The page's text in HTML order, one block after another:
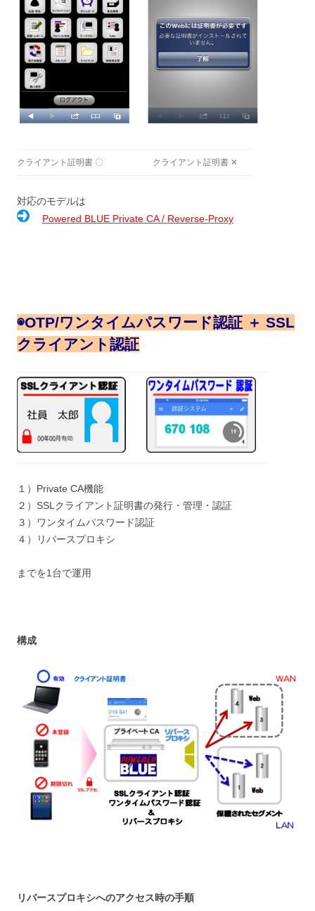
クライアント証明書 〇 クライアント証明書 ✕
対応のモデルは
Powered BLUE Private CA / Reverse-Proxy
◉OTP/ワンタイムパスワード認証 ＋ SSL
クライアント認証
１）Private CA機能
２）SSLクライアント証明書の発行・管理・認証
３）ワンタイムパスワード認証
４）リバースプロキシ
までを1台で運用
構成
リバースプロキシへのアクセス時の手順